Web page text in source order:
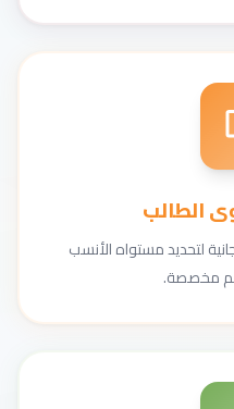
الطالب
لتحديد مستواه الأنسب
مخصصة.